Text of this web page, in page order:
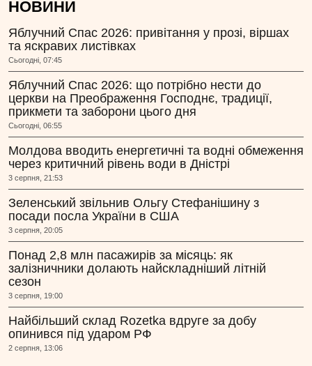
НОВИНИ
Яблучний Спас 2026: привітання у прозі, віршах
та яскравих листівках
Сьогодні, 07:45
Яблучний Спас 2026: що потрібно нести до
церкви на Преображення Господнє, традиції,
прикмети та заборони цього дня
Сьогодні, 06:55
Молдова вводить енергетичні та водні обмеження
через критичний рівень води в Дністрі
3 серпня, 21:53
Зеленський звільнив Ольгу Стефанішину з
посади посла України в США
3 серпня, 20:05
Понад 2,8 млн пасажирів за місяць: як
залізничники долають найскладніший літній
сезон
3 серпня, 19:00
Найбільший склад Rozetka вдруге за добу
опинився під ударом РФ
2 серпня, 13:06